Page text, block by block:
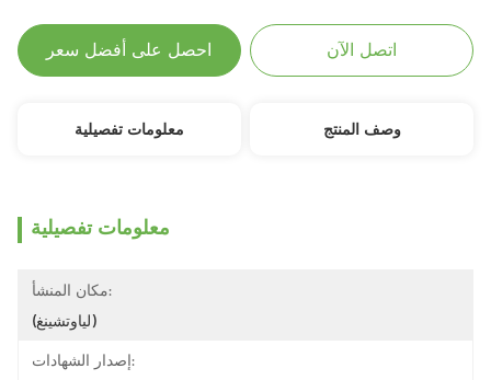
احصل على أفضل سعر اتصل الآن
معلومات تفصيلية وصف المنتج
معلومات تفصيلية
مكان المنشأ:
(لياوتشينغ)
إصدار الشهادات: